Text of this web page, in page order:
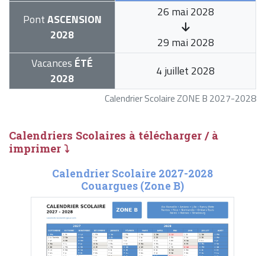
Calendrier Scolaire ZONE B 2027-2028
PontASCENSION
2028
26 mai 2028
29 mai 2028
Vacances ÉTÉ
2028
4 juillet 2028
Calendriers Scolaires à télécharger / à
imprimer ⤵
Calendrier Scolaire 2027-2028
Couargues (Zone B)